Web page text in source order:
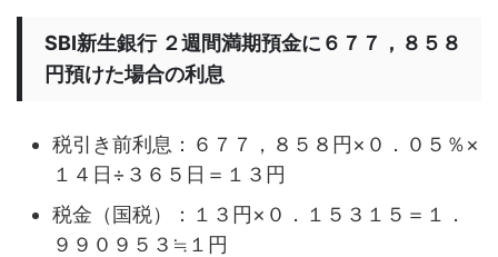
SBI新生銀行 ２週間満期預金に６７７，８５８
円預けた場合の利息
税引き前利息：６７７，８５８円×０．０５％×
１４日÷３６５日＝１３円
税金（国税）：１３円×０．１５３１５＝１．
９９０９５３≒１円